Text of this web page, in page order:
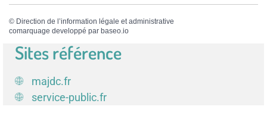
© Direction de l’information légale et administrative
comarquage developpé par baseo.io
Sites référence
majdc.fr
service-public.fr